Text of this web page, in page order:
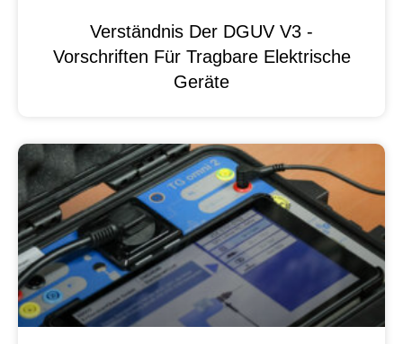
Verständnis Der DGUV V3 -
Vorschriften Für Tragbare Elektrische
Geräte